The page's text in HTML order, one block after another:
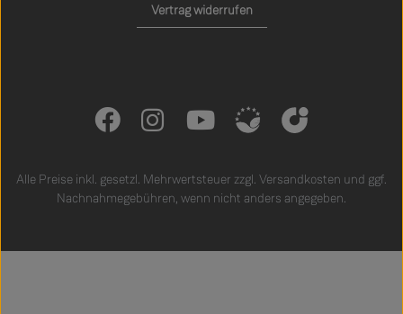
Vertrag widerrufen
Alle Preise inkl. gesetzl. Mehrwertsteuer zzgl. Versandkosten und ggf.
Nachnahmegebühren, wenn nicht anders angegeben.